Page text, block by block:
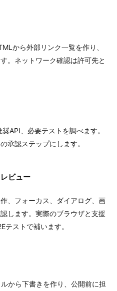
から外部リンク一覧を作り、
。ネットワーク確認は許可先と
API、必要テストを調べます。
承認ステップにします。
ビュー
、フォーカス、ダイアログ、画
します。実際のブラウザと支援
テストで補います。
から下書きを作り、公開前に担